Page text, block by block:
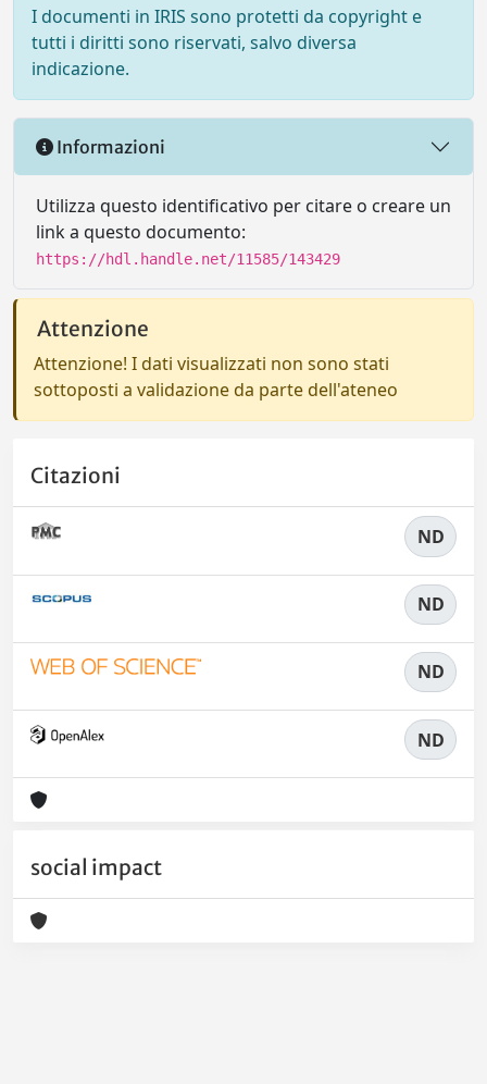
I documenti in IRIS sono protetti da copyright e
tutti i diritti sono riservati, salvo diversa
indicazione.
Informazioni
Utilizza questo identificativo per citare o creare un
link a questo documento:
https://hdl.handle.net/11585/143429
Attenzione
Attenzione! I dati visualizzati non sono stati
sottoposti a validazione da parte dell'ateneo
Citazioni
ND
ND
ND
ND
social impact